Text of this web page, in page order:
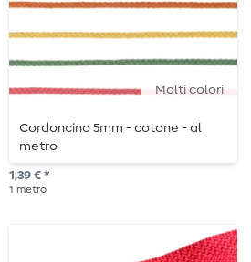
Molti colori
Cordoncino 5mm - cotone - al
metro
1,39 € *
1 metro